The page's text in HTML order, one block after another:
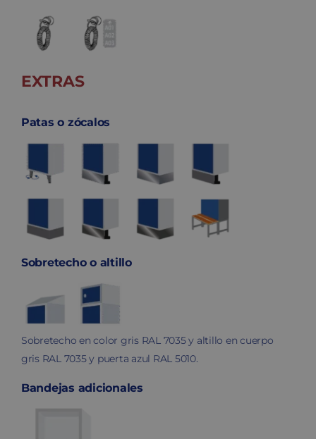
EXTRAS
Patas o zócalos
Sobretecho o altillo
Sobretecho en color gris RAL 7035 y altillo en cuerpo
gris RAL 7035 y puerta azul RAL 5010.
Bandejas adicionales